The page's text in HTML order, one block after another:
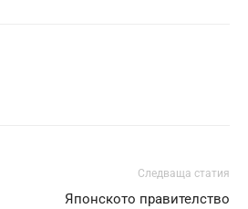
Следваща статия
Японското правителство